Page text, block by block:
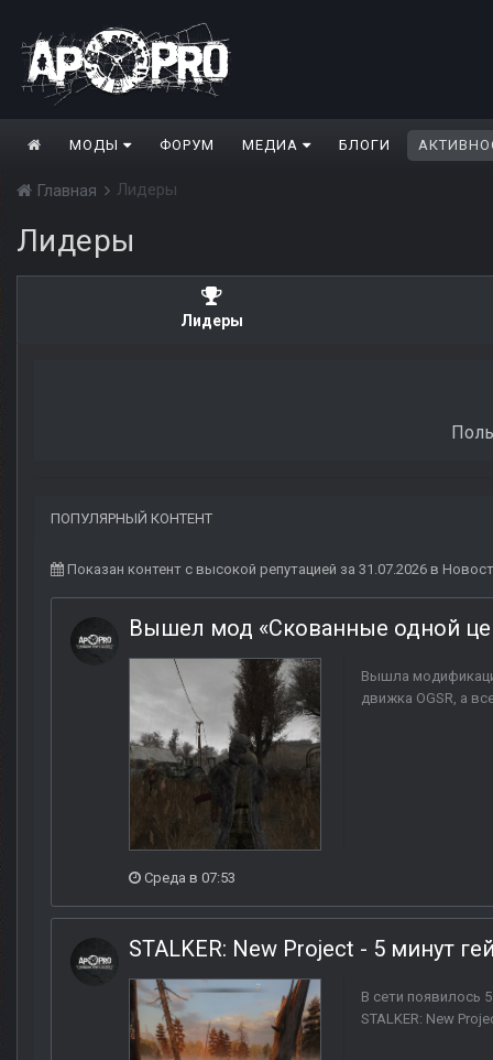
МОДЫ ФОРУМ МЕДИА БЛОГИ
Главная Лидеры
Лидеры
Лидеры
ПОПУЛЯРНЫЙ КОНТЕНТ
Показан контент с высокой репутацией за 31.07.2026 в
Вышел мод «Скованные одной
Вышла
движка OGSR, а
Среда в 07:53
STALKER: New Project - 5 минут
В сети появилось
STALKER: New